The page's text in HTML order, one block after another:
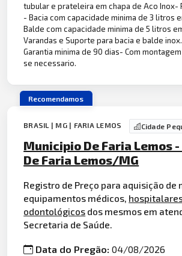
tubular e prateleira em chapa de Aco Inox-
- Bacia com capacidade minima de 3 litros
Balde com capacidade minima de 5 litros
Varandas e Suporte para bacia e balde
Garantia minima de 90 dias- Com
se necessario.
Recomendamos
BRASIL | MG | FARIA LEMOS Cidade
Municipio De Faria Lemos
De Faria Lemos/MG
Registro de Preço para aquisição de
equipamentos médicos,
odontológicos dos mesmos em
Secretaria de Saúde.
Data do Pregão:04/08/2026